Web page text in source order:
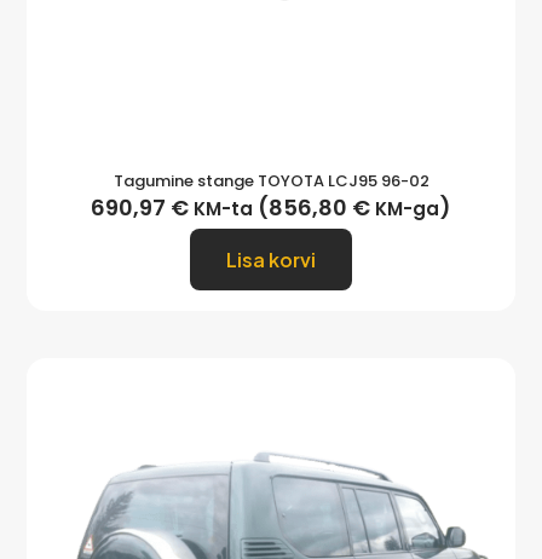
Tagumine stange TOYOTA LCJ95 96-02
690,97 € KM-ta (856,80 € KM-ga)
Lisa korvi